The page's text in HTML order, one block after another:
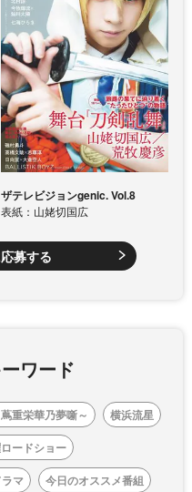
ザテレビジョンgenic. Vol.8
表紙：山姥切国広
募する
ワード
重栄華乃夢噺～
横浜流星
ードショー
マ
今日のオススメ番組